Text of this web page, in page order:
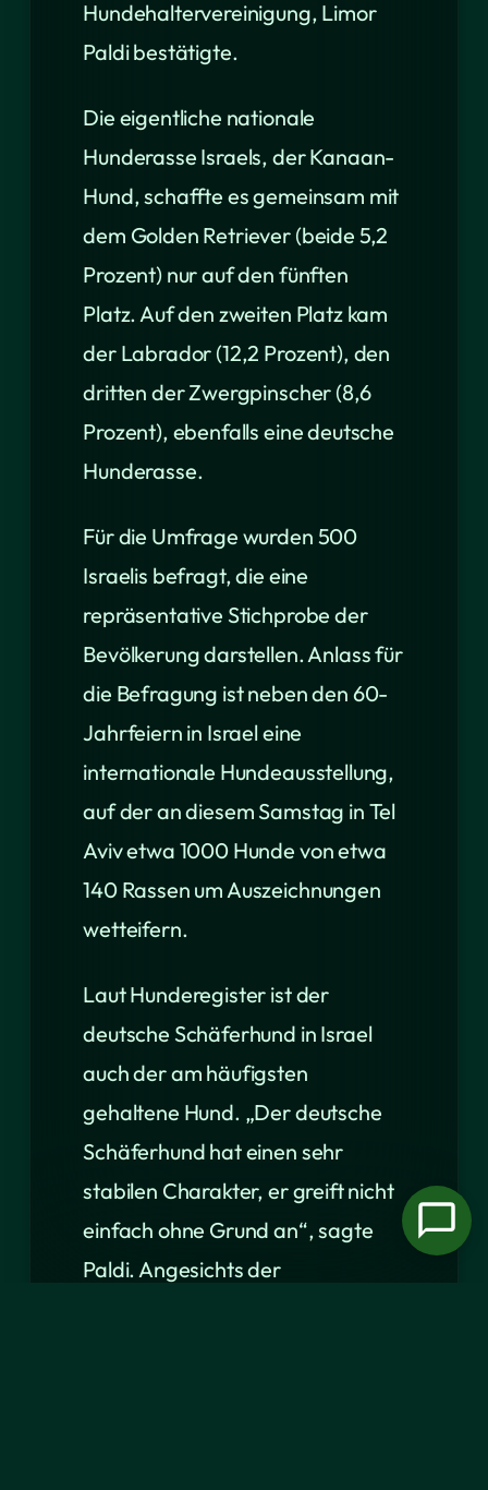
Hundehaltervereinigung, Limor
Paldi bestätigte.
Die eigentliche nationale
Hunderasse Israels, der Kanaan-
Hund, schaffte es gemeinsam mit
dem Golden Retriever (beide 5,2
Prozent) nur auf den fünften
Platz. Auf den zweiten Platz kam
der Labrador (12,2 Prozent), den
dritten der Zwergpinscher (8,6
Prozent), ebenfalls eine deutsche
Hunderasse.
Für die Umfrage wurden 500
Israelis befragt, die eine
repräsentative Stichprobe der
Bevölkerung darstellen. Anlass für
die Befragung ist neben den 60-
Jahrfeiern in Israel eine
internationale Hundeausstellung,
auf der an diesem Samstag in Tel
Aviv etwa 1000 Hunde von etwa
140 Rassen um Auszeichnungen
wetteifern.
Laut Hunderegister ist der
deutsche Schäferhund in Israel
auch der am häufigsten
gehaltene Hund. „Der deutsche
Schäferhund hat einen sehr
stabilen Charakter, er greift nicht
einfach ohne Grund an“, sagte
Paldi. Angesichts der